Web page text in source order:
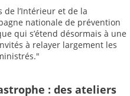
de l’Intérieur et de la
nationale de prévention
qui s’étend désormais à une
à relayer largement les
: des ateliers